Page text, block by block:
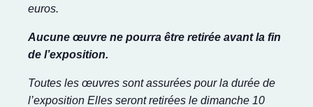
euros.
Aucune œuvre ne pourra être retirée avant la fin
de l’exposition.
Toutes les œuvres sont assurées pour la durée de
l’exposition Elles seront retirées le dimanche 10